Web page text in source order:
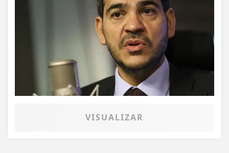
VISUALIZAR